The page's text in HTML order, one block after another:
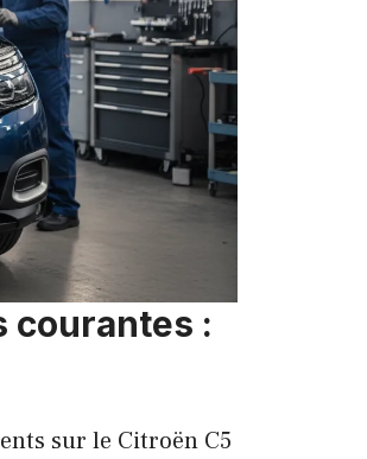
courantes :
sur le Citroën C5